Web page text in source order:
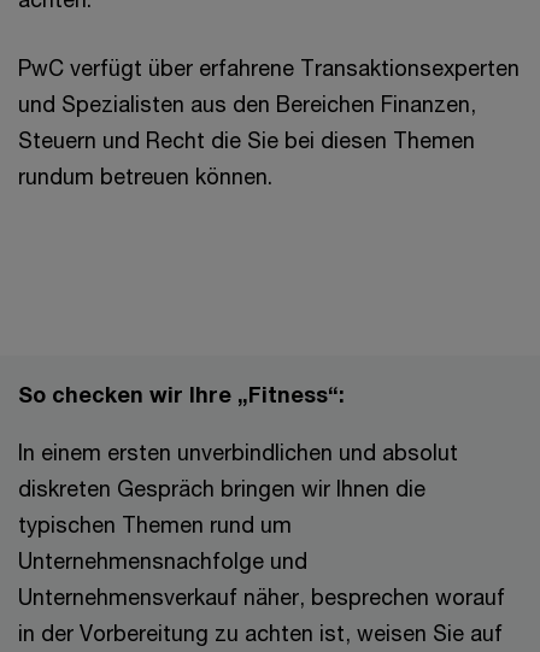
PwC verfügt über erfahrene Transaktionsexperten
und Spezialisten aus den Bereichen Finanzen,
Steuern und Recht die Sie bei diesen Themen
rundum betreuen können.
So checken wir Ihre „Fitness“:
In einem ersten unverbindlichen und absolut
diskreten Gespräch bringen wir Ihnen die
typischen Themen rund um
Unternehmensnachfolge und
Unternehmensverkauf näher, besprechen worauf
in der Vorbereitung zu achten ist, weisen Sie auf